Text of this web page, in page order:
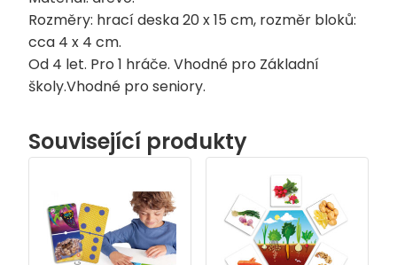
Rozměry: hrací deska 20 x 15 cm, rozměr bloků:
cca 4 x 4 cm.
Od 4 let. Pro 1 hráče. Vhodné pro Základní
školy.Vhodné pro seniory.
Související produkty